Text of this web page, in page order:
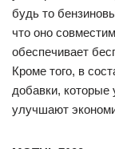
будь то
что оно
обеспечивает
Кроме того, в
добавки, которые
улучшают